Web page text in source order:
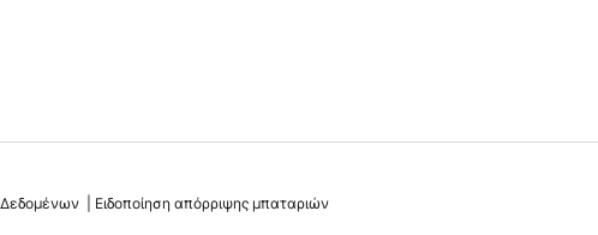
Ειδοποίηση απόρριψης μπαταριών